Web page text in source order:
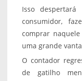
Isso
consumidor,
comprar
uma grande
O contador
de gatilho